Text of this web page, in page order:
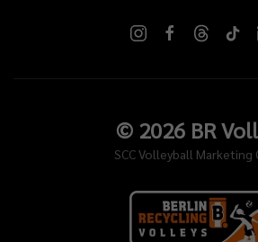
© 2026BR
SCC Volleyball Marketing